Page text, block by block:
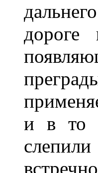
дороге
и в то